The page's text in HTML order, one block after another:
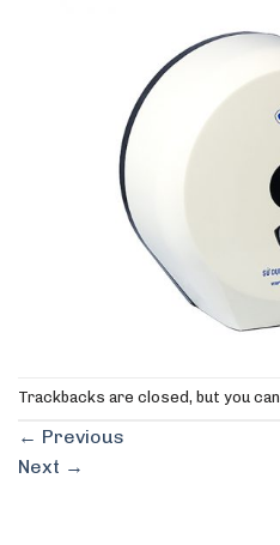
Trackbacks are closed, but you can
← Previous
Next →